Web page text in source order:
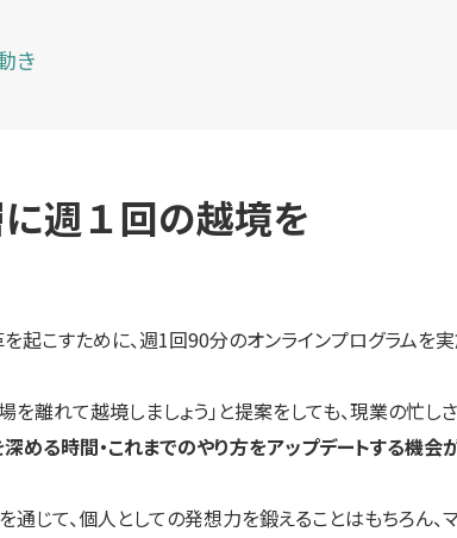
き
週１回の越境を
起こすために、週1回90分のオンラインプログラム
離れて越境しましょう」と提案をしても、現業の忙し
める時間・これまでのやり方をアップデートする機会
じて、個人としての発想力を鍛えることはもちろん